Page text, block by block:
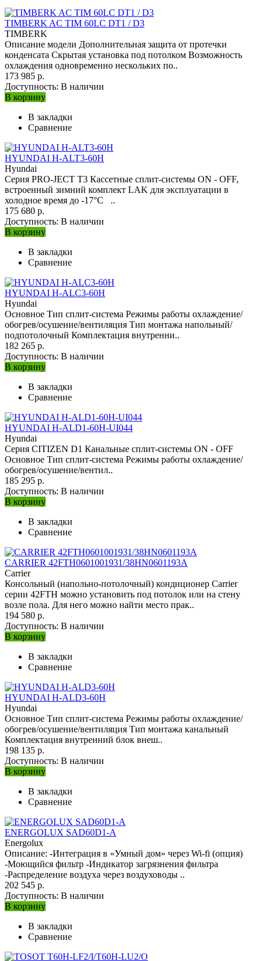
TIMBERK AC TIM 60LC DT1 / D3
TIMBERK
Описание модели Дополнительная защита от протечки
конденсата Скрытая установка под потолком Возможность
охлаждения одновременно нескольких по..
173 985 р.
Доступность: В наличии
В корзину
В закладки
Сравнение
HYUNDAI H-ALT3-60H
Hyundai
Серия PRO-JECT T3 Кассетные сплит-системы ON - OFF,
встроенный зимний комплект LAK для эксплуатации в
холодное время до -17°С ..
175 680 р.
Доступность: В наличии
В корзину
В закладки
Сравнение
HYUNDAI H-ALC3-60H
Hyundai
Основное Тип сплит-система Режимы работы охлаждение/
обогрев/осушение/вентиляция Тип монтажа напольный/
подпотолочный Комплектация внутренни..
182 265 р.
Доступность: В наличии
В корзину
В закладки
Сравнение
HYUNDAI H-ALD1-60H-UI044
Hyundai
Серия CITIZEN D1 Канальные сплит-системы ON - OFF
Основное Тип сплит-система Режимы работы охлаждение/
обогрев/осушение/вентил..
185 295 р.
Доступность: В наличии
В корзину
В закладки
Сравнение
CARRIER 42FTH0601001931/38HN0601193A
Carrier
Консольный (напольно-потолочный) кондиционер Carrier
серии 42FTH можно установить под потолок или на стену
возле пола. Для него можно найти место прак..
194 580 р.
Доступность: В наличии
В корзину
В закладки
Сравнение
HYUNDAI H-ALD3-60H
Hyundai
Основное Тип сплит-система Режимы работы охлаждение/
обогрев/осушение/вентиляция Тип монтажа канальный
Комплектация внутренний блок внеш..
198 135 р.
Доступность: В наличии
В корзину
В закладки
Сравнение
ENERGOLUX SAD60D1-A
Energolux
Описание: -Интеграция в «Умный дом» через Wi-fi (опция)
-Моющийся фильтр -Индикатор загрязнения фильтра
-Распределение воздуха через воздуховоды ..
202 545 р.
Доступность: В наличии
В корзину
В закладки
Сравнение